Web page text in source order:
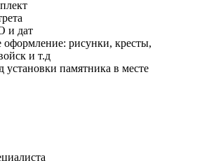
и дат
оформление: рисунки, кресты,
и т.д
установки памятника в месте